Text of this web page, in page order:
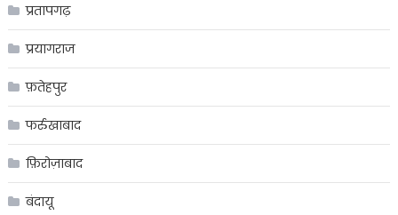
प्रतापगढ़
प्रयागराज
फ़तेहपुर
फर्रुखाबाद
फ़िरोज़ाबाद
बंदायू